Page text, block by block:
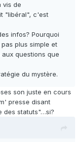
vis de
"libéral", c'est
infos? Pourquoi
plus simple et
questions que
du mystère.
son juste en cours
presse disant
des statuts"…si?